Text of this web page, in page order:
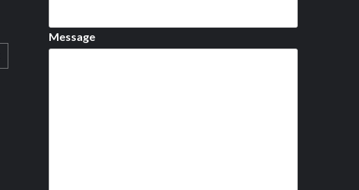
Message